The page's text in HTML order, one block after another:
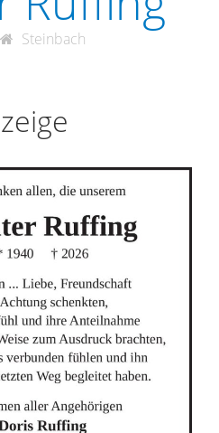
Steinbach